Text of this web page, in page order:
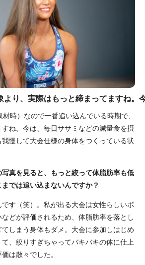
より、実際はもっと締まってますね。
時）なので一番追い込んでいる時期で、
ね。今は、毎日ササミなどの減量食を摂
慢して大会仕様の身体をつくっている状
真を見ると、もっと絞って体脂肪率も低
では追い込まないんですか？
す（笑）。私が出る大会は女性らしいボ
どが評価されるため、体脂肪率を落とし
しまう身体もダメ。大会に参加しはじめ
、絞りすぎちゃってバキバキの体に仕上
は散々でした。